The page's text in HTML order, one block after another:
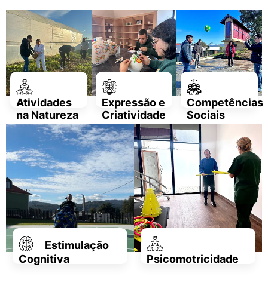
Atividades
na Natureza
Expressão e
Criatividade
Competências
Sociais
Estimulação
Cognitiva
Psicomotricidade